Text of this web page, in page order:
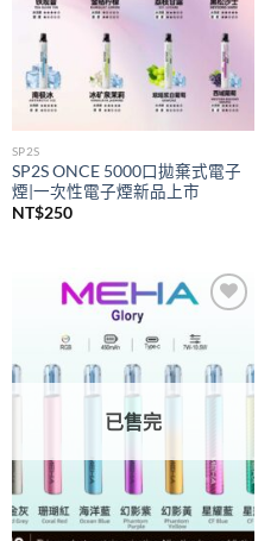
SP2S
SP2S ONCE 5000口拋棄式電子
煙|一次性電子煙新品上市
NT$250
wishlist
已售完